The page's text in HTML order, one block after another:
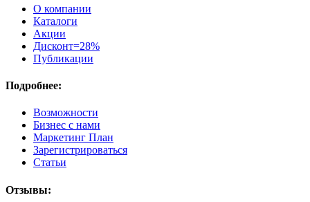
О компании
Каталоги
Акции
Дисконт=28%
Публикации
Подробнее:
Возможности
Бизнес с нами
Маркетинг План
Зарегистрироваться
Статьи
Отзывы: